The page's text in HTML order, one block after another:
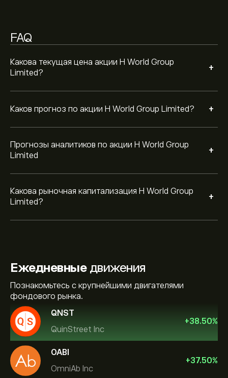
FAQ
Какова текущая цена акции H World Group
Limited?
+
Каков прогноз по акции H World Group Limited? +
Прогнозы аналитиков по акции H World Group
Limited
+
Какова рыночная капитализация H World Group
Limited?
+
Ежедневныедвижения
Познакомьтесь с крупнейшими двигателями
фондового рынка.
QNST
QuinStreet Inc
+38.50%
OABI
OmniAb Inc
+37.50%